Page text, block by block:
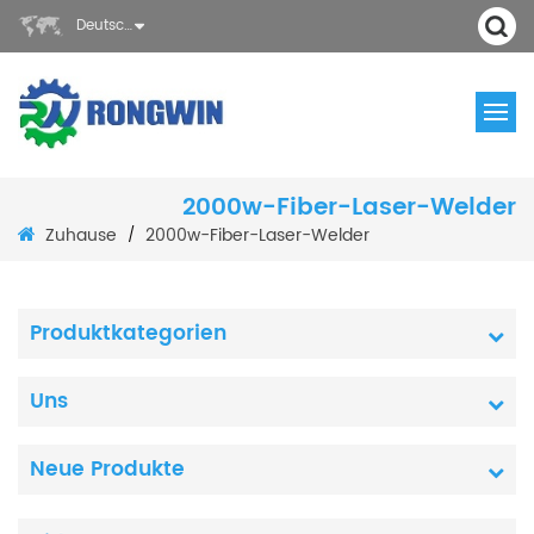
Deutsch
2000w-Fiber-Laser-Welder
Zuhause / 2000w-Fiber-Laser-Welder
Produktkategorien
Uns
Neue Produkte